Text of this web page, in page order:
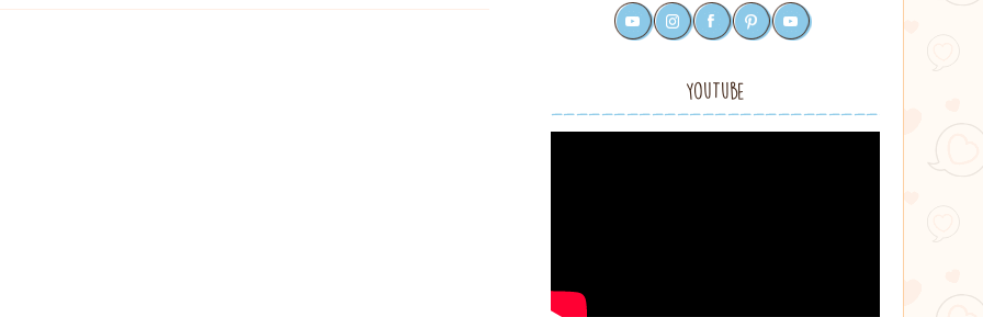
Redes
youtubeinstagramfacebookpinterest
YouTube